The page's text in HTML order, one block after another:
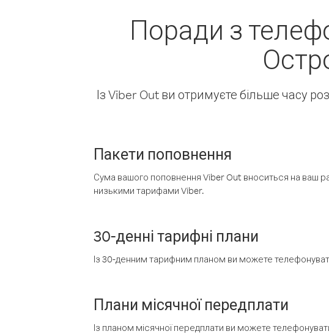
Поради з
Із Viber Out ви отримуєте більше часу
Пакети поповнення
Сума вашого поповнення Viber Out вноситься на ваш
низькими тарифами Viber.
30-денні тарифні плани
Із 30-денним тарифним планом ви можете
Плани місячної передплати
Із планом місячної передплати ви можете